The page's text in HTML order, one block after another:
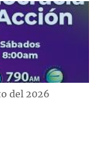
del 2026